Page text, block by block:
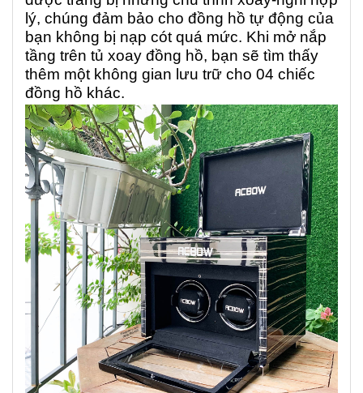
lý, chúng đảm bảo cho đồng hồ tự động của
bạn không bị nạp cót quá mức. Khi mở nắp
tầng trên tủ xoay đồng hồ, bạn sẽ tìm thấy
thêm một không gian lưu trữ cho 04 chiếc
đồng hồ khác.